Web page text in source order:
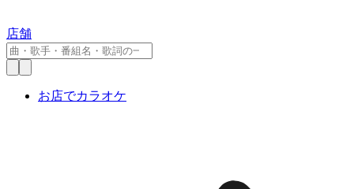
店舗
お店でカラオケ